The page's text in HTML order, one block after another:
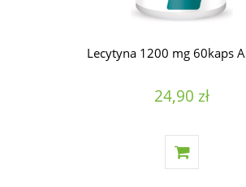
Lecytyna 1200 mg 60kaps
24,90 zł